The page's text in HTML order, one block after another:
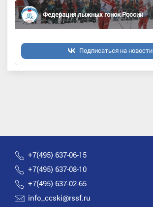
Федерация лыжных гонок России
Подписаться на новости
+7(495) 637-06-15
+7(495) 637-08-10
+7(495) 637-02-65
info_ccski@rssf.ru